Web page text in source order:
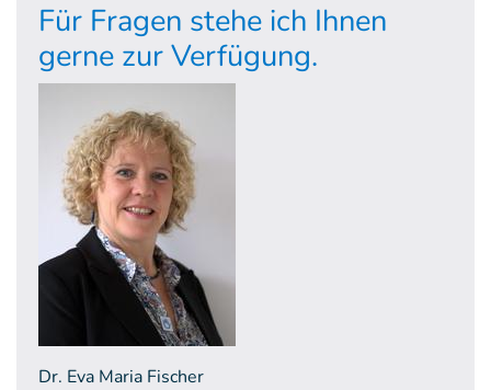
Für Fragen stehe ich Ihnen
gerne zur Verfügung.
Dr. Eva Maria Fischer